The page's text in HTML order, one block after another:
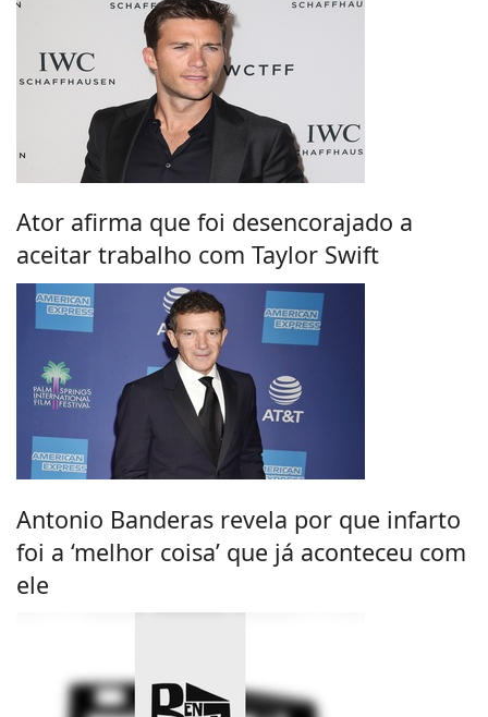
Ator afirma que foi desencorajado a
aceitar trabalho com Taylor Swift
Antonio Banderas revela por que infarto
foi a ‘melhor coisa’ que já aconteceu com
ele